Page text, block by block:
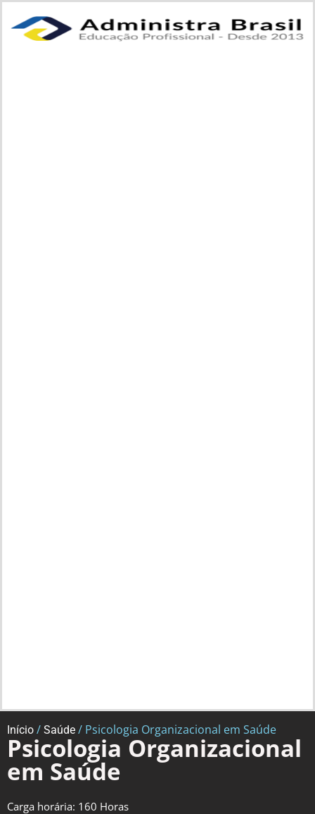
Início / Saúde / Psicologia Organizacional em Saúde
Psicologia Organizacional
em Saúde
Carga horária: 160 Horas